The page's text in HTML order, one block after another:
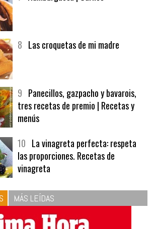
9Panecillos, gazpacho y bavarois,
tres recetas de premio | Recetas y
menús
10La vinagreta perfecta: respeta
las proporciones. Recetas de
vinagreta
MÁS LEÍDAS